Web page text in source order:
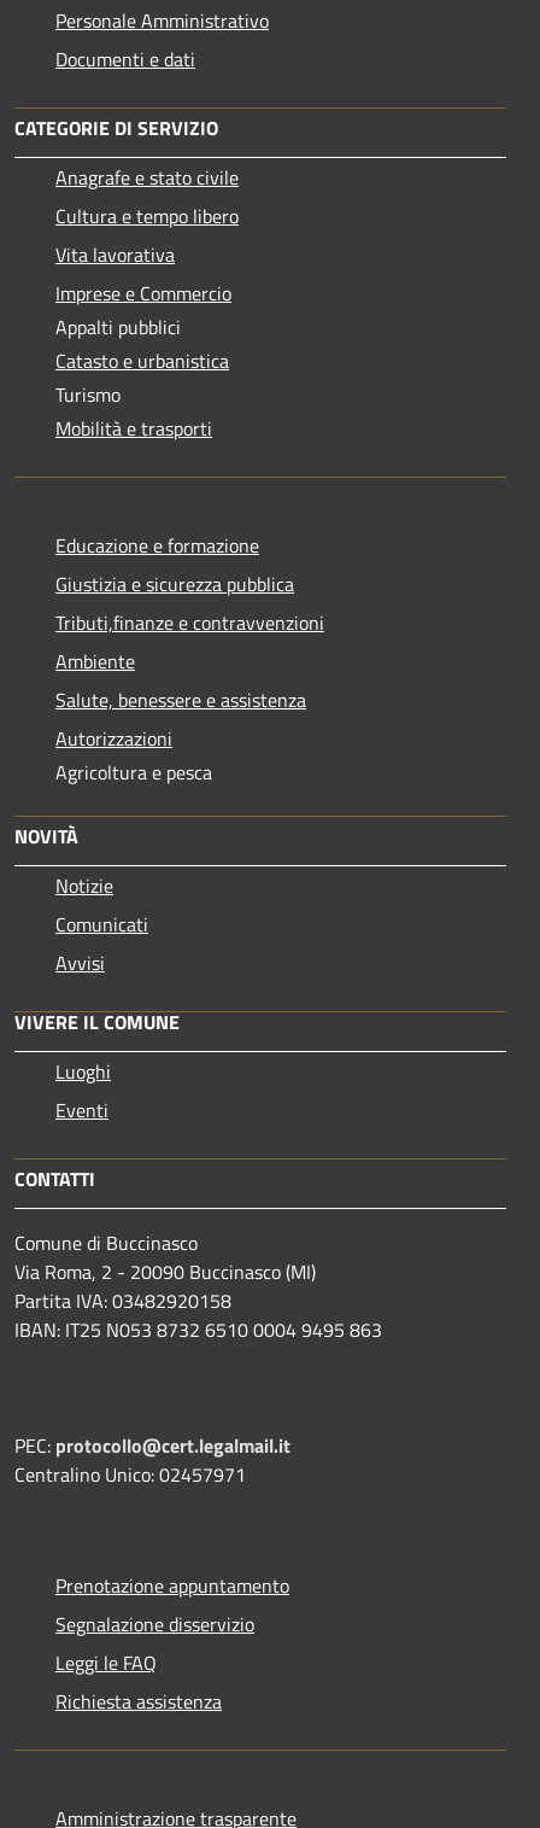
Personale Amministrativo
Documenti e dati
CATEGORIE DI SERVIZIO
Anagrafe e stato civile
Cultura e tempo libero
Vita lavorativa
Imprese e Commercio
Appalti pubblici
Catasto e urbanistica
Turismo
Mobilità e trasporti
Educazione e formazione
Giustizia e sicurezza pubblica
Tributi,finanze e contravvenzioni
Ambiente
Salute, benessere e assistenza
Autorizzazioni
Agricoltura e pesca
NOVITÀ
Notizie
Comunicati
Avvisi
VIVERE IL COMUNE
Luoghi
Eventi
CONTATTI
Comune di Buccinasco
Via Roma, 2 - 20090 Buccinasco (MI)
Partita IVA: 03482920158
IBAN: IT25 N053 8732 6510 0004 9495 863
PEC: protocollo@cert.legalmail.it
Centralino Unico: 02457971
Prenotazione appuntamento
Segnalazione disservizio
Leggi le FAQ
Richiesta assistenza
Amministrazione trasparente